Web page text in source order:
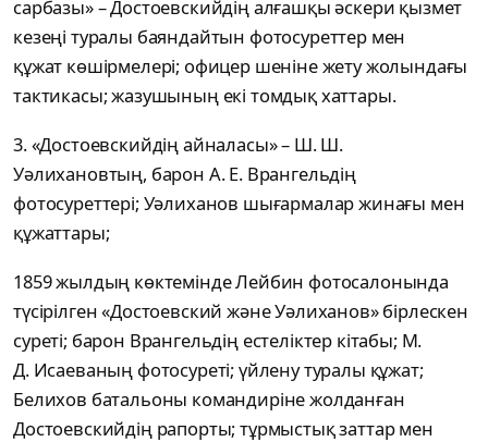
сарбазы»–Достоевскийдіңалғашқыәскери қызмет
кезеңі туралы баяндайтын фотосуреттер мен
құжат көшірмелері; офицер шеніне жету жолындағы
тактикасы; жазушының екі томдық хаттары.
3.«Достоевскийдіңайналасы»– Ш. Ш.
Уәлихановтың, барон А. Е. Врангельдің
фотосуреттері; Уәлиханов шығармалар жинағы мен
құжаттары;
1859 жылдың көктемінде Лейбин фотосалонында
түсірілген«ДостоевскийжәнеУәлиханов»бірлескен
суреті; барон Врангельдің естеліктер кітабы; М.
Д. Исаеваның фотосуреті;үйлену туралы құжат;
Белихов батальоны командирінежолданған
Достоевскийдің рапорты; тұрмыстық заттар мен